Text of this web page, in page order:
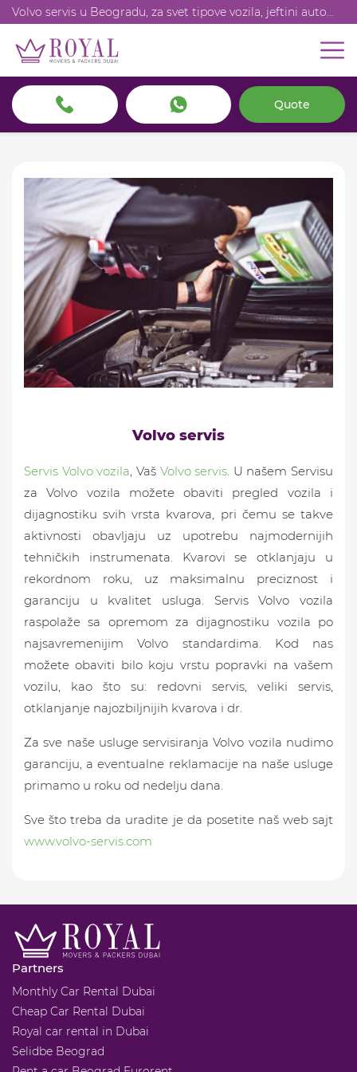
Volvo servis u Beogradu, za svet tipove vozila, jeftini auto
delovi, redovan godišnji servis
Quote
Volvo servis
Servis Volvo vozila , Vaš Volvo servis . U našem Servisu
za Volvo vozila možete obaviti pregled vozila i
dijagnostiku svih vrsta kvarova, pri čemu se takve
aktivnosti obavljaju uz upotrebu najmodernijih
tehničkih instrumenata. Kvarovi se otklanjaju u
rekordnom roku, uz maksimalnu preciznost i
garanciju u kvalitet usluga. Servis Volvo vozila
raspolaže sa opremom za dijagnostiku vozila po
najsavremenijim Volvo standardima. Kod nas
možete obaviti bilo koju vrstu popravki na vašem
vozilu, kao što su: redovni servis, veliki servis,
otklanjanje najozbiljnijih kvarova i dr.
Za sve naše usluge servisiranja Volvo vozila nudimo
garanciju, a eventualne reklamacije na naše usluge
primamo u roku od nedelju dana.
Sve što treba da uradite je da posetite naš web sajt
www.volvo-servis.com
Partners
Monthly Car Rental Dubai
Cheap Car Rental Dubai
Royal car rental in Dubai
Selidbe Beograd